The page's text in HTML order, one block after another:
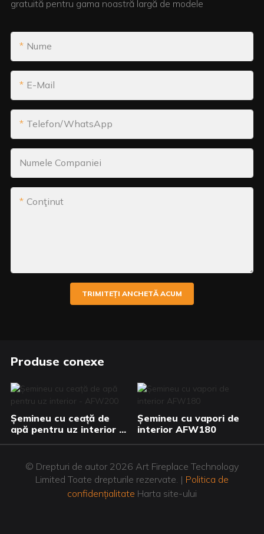
gratuită pentru gama noastră largă de modele
Nume
E-Mail
Telefon/WhatsApp
Numele Companiei
Conţinut
TRIMITEȚI ANCHETĂ ACUM
Produse conexe
Șemineu cu ceață de
apă pentru uz interior -
Șemineu cu vapori de
interior AFW180
© Drepturi de autor 2026 Art Fireplace Technology
Limited Toate drepturile rezervate. | Politica de
confidențialitate Harta site-ului